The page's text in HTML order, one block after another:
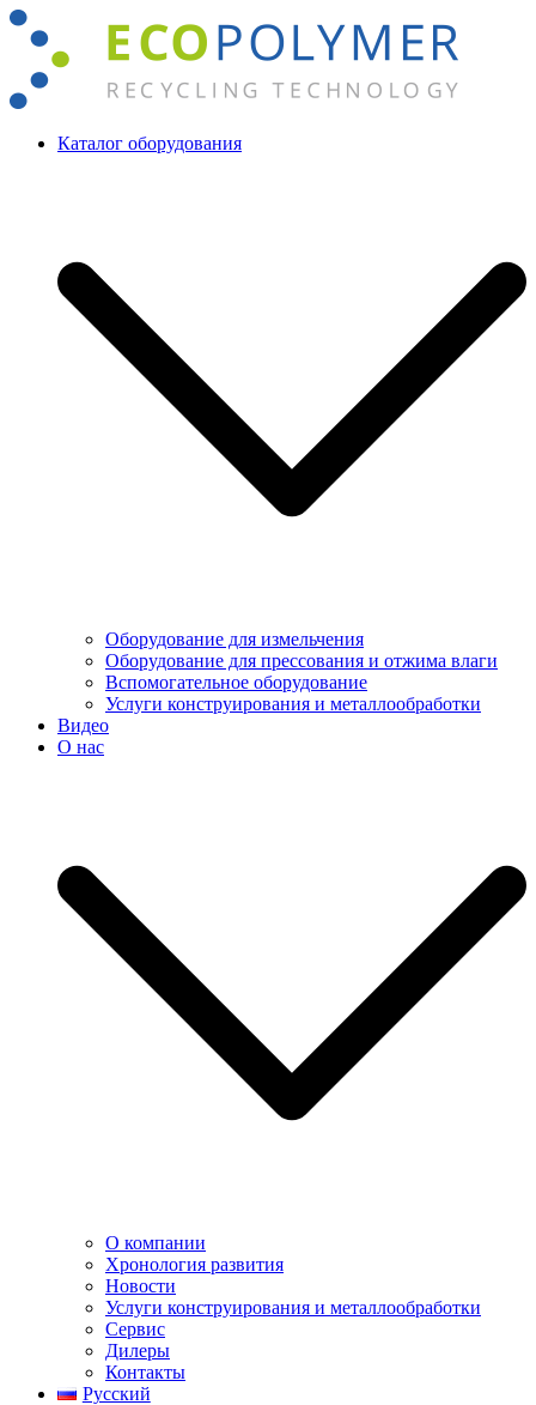
Перейти
содержимому
Каталог оборудования
Оборудование для измельчения
Оборудование для прессования и отжима влаги
Вспомогательное оборудование
Услуги конструирования и металлообработки
Видео
О нас
О компании
Хронология развития
Новости
Услуги конструирования и металлообработки
Сервис
Дилеры
Контакты
Русский